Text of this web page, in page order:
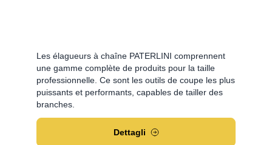
Les élagueurs à chaîne PATERLINI comprennent
une gamme complète de produits pour la taille
professionnelle. Ce sont les outils de coupe les plus
puissants et performants, capables de tailler des
branches.
Dettagli